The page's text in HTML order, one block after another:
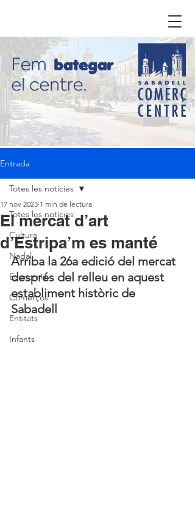
Entrada
Totes les notícies
Cultura
Nadal
Economia
Comerços
Entitats
Infants
Totes les notícies
El mercat d’art
d’Estripa’m es manté
17 nov 2023 1 min de lectura
Arriba la 26a edició del mercat
després del relleu en aquest
establiment històric de
Sabadell